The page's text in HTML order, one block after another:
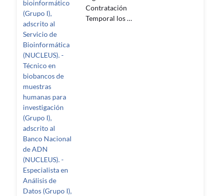
bioinformático
(Grupo I),
adscrito al
Servicio de
Bioinformática
(NUCLEUS). -
Técnico en
biobancos de
muestras
humanas para
investigación
(Grupo I),
adscrito al
Banco Nacional
de ADN
(NUCLEUS). -
Especialista en
Análisis de
Datos (Grupo I),
Contratación
Temporal los …